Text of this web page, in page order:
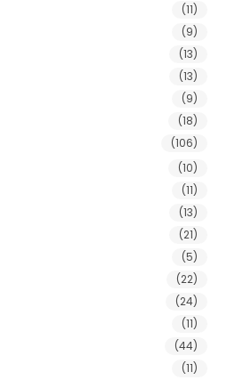
(11)
(9)
(13)
(13)
(9)
(18)
(106)
(10)
(11)
(13)
(21)
(5)
(22)
(24)
(11)
(44)
(11)